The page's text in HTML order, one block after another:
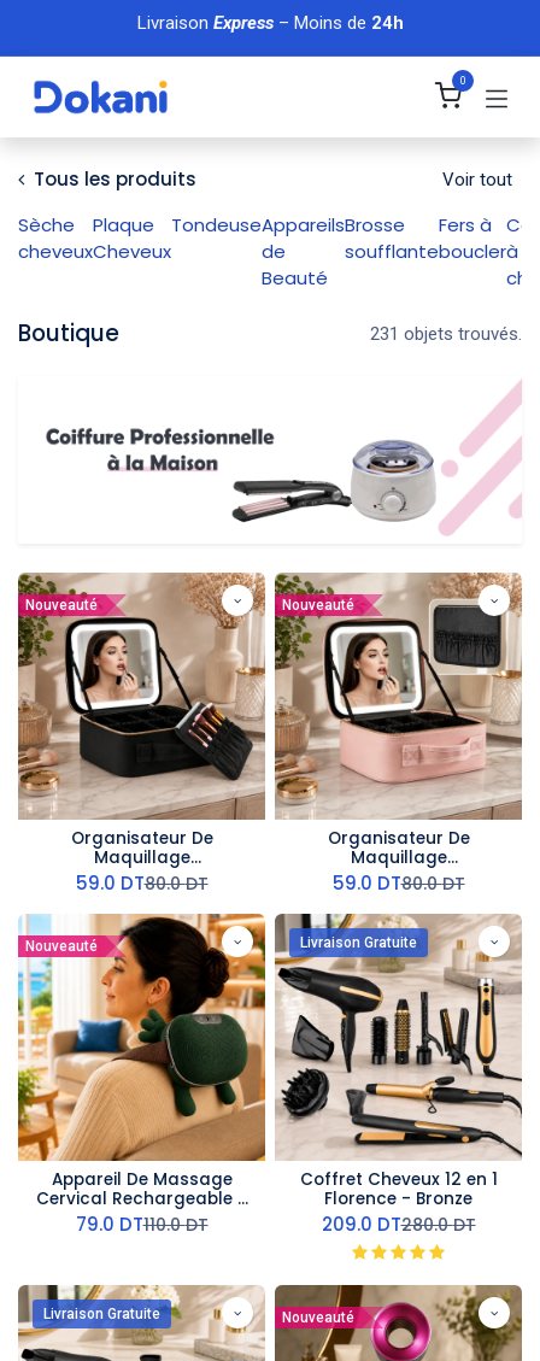
Se rendre au contenu
Livraison Express– Moins de 24h
0
Tous les produits Voir tout
Sèche
cheveux
Plaque
Cheveux
TondeuseAppareils
de
Beauté
Brosse
soufflante
Fers à
bouclerà
Boutique 231 objets trouvés.
Nouveauté
Organisateur De
Maquillage
Multifonctionnel Avec
Miroir LED - Noir
59.0 DT80.0DT
Nouveauté
Organisateur De
Maquillage
Multifonctionnel Avec
Miroir LED- Rose
59.0 DT80.0DT
Nouveauté
Appareil De Massage
Cervical Rechargeable -
10 W Vert
79.0 DT110.0DT
Livraison Gratuite
Coffret Cheveux 12 en 1
Florence - Bronze
209.0 DT280.0DT
Livraison Gratuite Nouveauté